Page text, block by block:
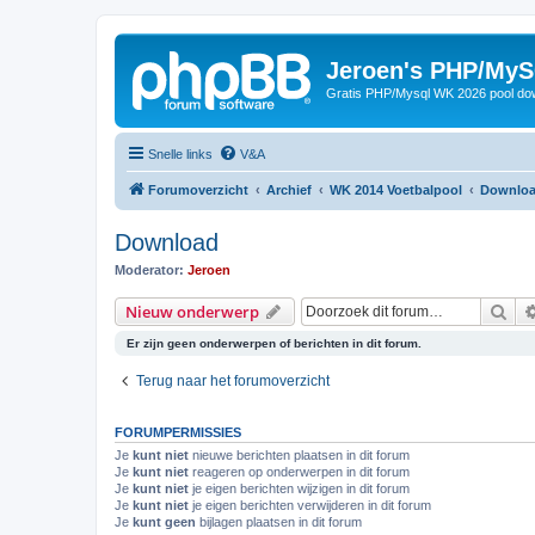
Jeroen's PHP/
Gratis PHP/Mysql WK 2026 pool
Snelle links V&A
Forumoverzicht Archief WK 2014 Voetbalpool
Download
Moderator: Jeroen
Nieuw onderwerp
Er zijn geen onderwerpen of berichten in dit forum.
Terug naar het forumoverzicht
FORUMPERMISSIES
Je kunt niet nieuwe berichten plaatsen in dit forum
Je kunt niet reageren op onderwerpen in dit forum
Je kunt niet je eigen berichten wijzigen in dit forum
Je kunt niet je eigen berichten verwijderen in dit forum
Je kunt geen bijlagen plaatsen in dit forum